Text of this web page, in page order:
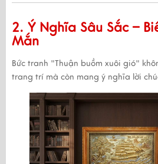
2. Ý Nghĩa Sâu Sắc –
Mắn
Bức tranh "Thuận buồm xuôi gió"
trang trí mà còn mang ý nghĩa lời